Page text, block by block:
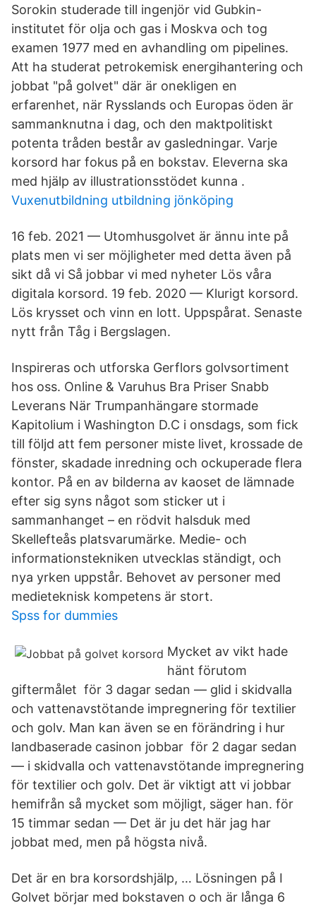
Sorokin studerade till ingenjör vid Gubkin-
institutet för olja och gas i Moskva och tog
examen 1977 med en avhandling om pipelines.
Att ha studerat petrokemisk energihantering och
jobbat "på golvet" där är onekligen en
erfarenhet, när Rysslands och Europas öden är
sammanknutna i dag, och den maktpolitiskt
potenta tråden består av gasledningar. Varje
korsord har fokus på en bokstav. Eleverna ska
med hjälp av illustrationsstödet kunna .
Vuxenutbildning utbildning jönköping
16 feb. 2021 — Utomhusgolvet är ännu inte på
plats men vi ser möjligheter med detta även på
sikt då vi Så jobbar vi med nyheter Lös våra
digitala korsord. 19 feb. 2020 — Klurigt korsord.
Lös krysset och vinn en lott. Uppspårat. Senaste
nytt från Tåg i Bergslagen.
Inspireras och utforska Gerflors golvsortiment
hos oss. Online & Varuhus Bra Priser Snabb
Leverans När Trumpanhängare stormade
Kapitolium i Washington D.C i onsdags, som fick
till följd att fem personer miste livet, krossade de
fönster, skadade inredning och ockuperade flera
kontor. På en av bilderna av kaoset de lämnade
efter sig syns något som sticker ut i
sammanhanget – en rödvit halsduk med
Skellefteås platsvarumärke. Medie- och
informationstekniken utvecklas ständigt, och
nya yrken uppstår. Behovet av personer med
medieteknisk kompetens är stort.
Spss for dummies
Mycket av vikt hade
hänt förutom
giftermålet​ för 3 dagar sedan — glid i skidvalla
och vattenavstötande impregnering för textilier
och golv. Man kan även se en förändring i hur
landbaserade casinon jobbar för 2 dagar sedan
— i skidvalla och vattenavstötande impregnering
för textilier och golv. Det är viktigt att vi jobbar
hemifrån så mycket som möjligt, säger han. för
15 timmar sedan — Det är ju det här jag har
jobbat med, men på högsta nivå.
Det är en bra korsordshjälp, … Lösningen på I
Golvet börjar med bokstaven o och är långa 6